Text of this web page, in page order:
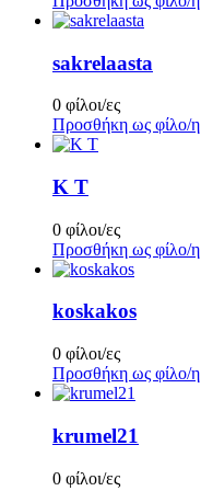
sakrelaasta
0 φίλοι/ες
Προσθήκη ως φίλο/η
Κ Τ
0 φίλοι/ες
Προσθήκη ως φίλο/η
koskakos
0 φίλοι/ες
Προσθήκη ως φίλο/η
krumel21
0 φίλοι/ες